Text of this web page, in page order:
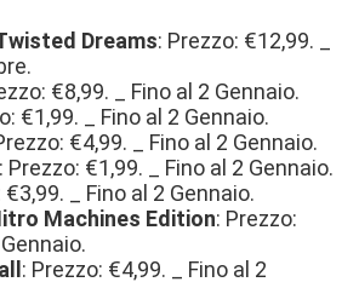
Dreams: Prezzo: €12,99. _
€8,99. _ Fino al 2 Gennaio.
€1,99. _ Fino al 2 Gennaio.
€4,99. _ Fino al 2 Gennaio.
: Prezzo: €1,99. _ Fino al 2 Gennaio.
€3,99. _ Fino al 2 Gennaio.
Machines Edition: Prezzo:
: Prezzo: €4,99. _ Fino al 2